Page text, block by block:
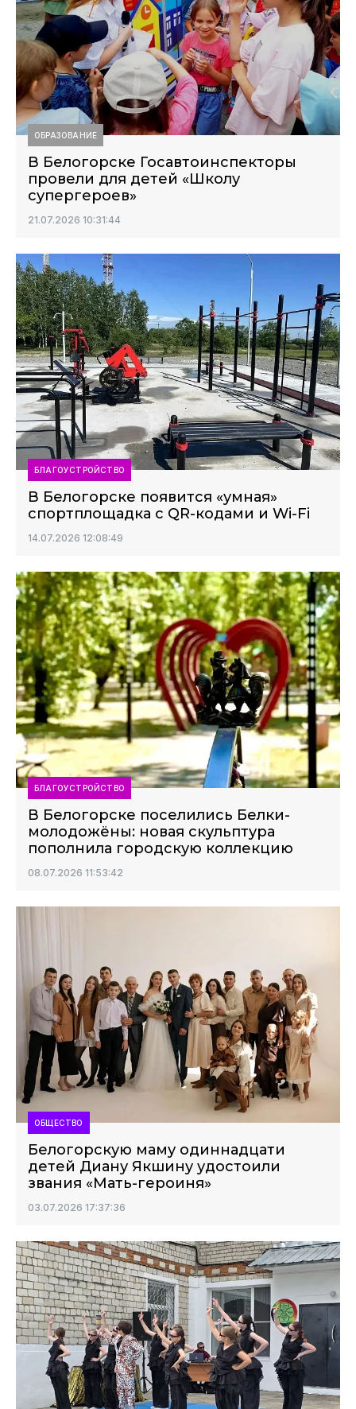
ОБРАЗОВАНИЕ
В Белогорске Госавтоинспекторы
провели для детей «Школу
супергероев»
21.07.2026 10:31:44
БЛАГОУСТРОЙСТВО
В Белогорске появится «умная»
спортплощадка с QR-кодами и Wi-Fi
14.07.2026 12:08:49
БЛАГОУСТРОЙСТВО
В Белогорске поселились Белки-
молодожёны: новая скульптура
пополнила городскую коллекцию
08.07.2026 11:53:42
ОБЩЕСТВО
Белогорскую маму одиннадцати
детей Диану Якшину удостоили
звания «Мать-героиня»
03.07.2026 17:37:36